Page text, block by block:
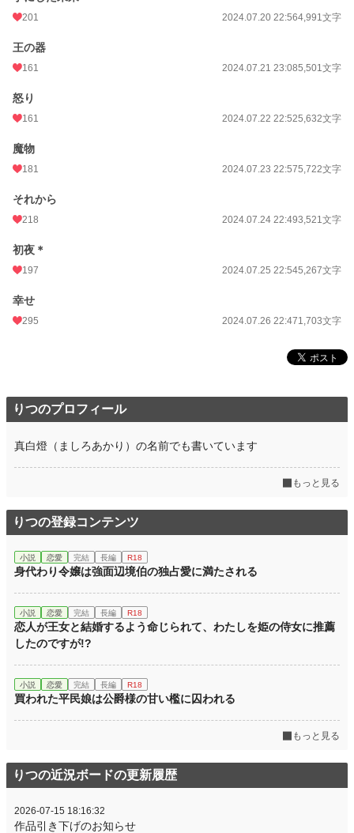
201 2024.07.20 22:564,991文字
王の器
161 2024.07.21 23:085,501文字
怒り
161 2024.07.22 22:525,632文字
魔物
181 2024.07.23 22:575,722文字
それから
218 2024.07.24 22:493,521文字
初夜＊
197 2024.07.25 22:545,267文字
幸せ
295 2024.07.26 22:471,703文字
りつのプロフィール
真白燈（ましろあかり）の名前でも書いています
もっと見る
りつの登録コンテンツ
小説 恋愛 完結 長編 R18
身代わり令嬢は強面辺境伯の独占愛に満たされる
小説 恋愛 完結 長編 R18
恋人が王女と結婚するよう命じられて、わたしを姫の侍女に推薦
したのですが!?
小説 恋愛 完結 長編 R18
買われた平民娘は公爵様の甘い檻に囚われる
もっと見る
りつの近況ボードの更新履歴
2026-07-15 18:16:32
作品引き下げのお知らせ